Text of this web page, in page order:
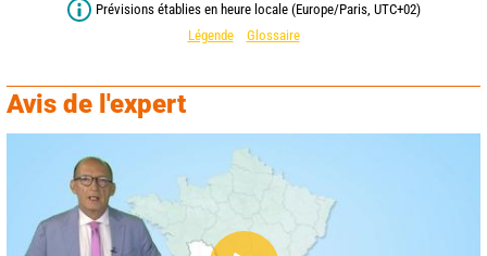
Prévisions établies en heure locale (Europe/Paris, UTC+02)
Légende
Glossaire
Avis de l'expert